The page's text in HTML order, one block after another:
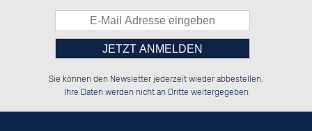
██░░██░░██░░██░░██░░██░░░░░░██░░
██████░░██████░░██████░░░░████░░
░░░░██░░░░░░██░░░░░░██░░██░░░░░░
Bitte tragen Sie die Zahl in
das nebenstehende Feld ein.
Sie können den Newsletter jederzeit wieder abbestellen.
Ihre Daten werden nicht an Dritte weitergegeben